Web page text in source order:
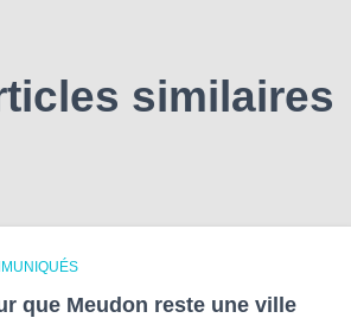
similaires
que Meudon reste une ville